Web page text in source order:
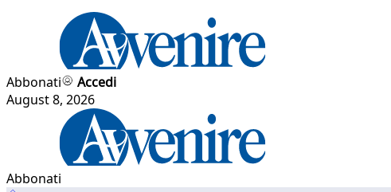
Abbonati
Accedi
August 8, 2026
Abbonati